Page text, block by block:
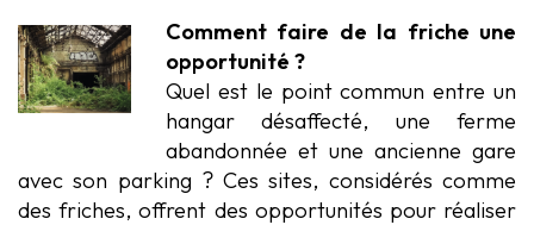
Comment faire de la friche une
opportunité ?
Quel est le point commun entre un
hangar désaffecté, une ferme
abandonnée et une ancienne gare
avec son parking ? Ces sites, considérés comme
des friches, offrent des opportunités pour réaliser